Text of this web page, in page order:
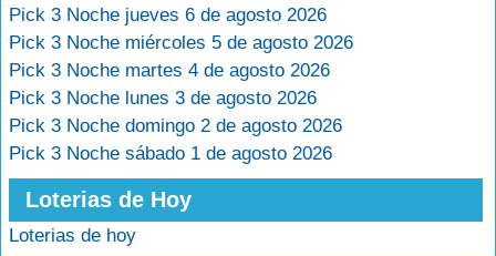
Pick 3 Noche jueves 6 de agosto 2026
Pick 3 Noche miércoles 5 de agosto 2026
Pick 3 Noche martes 4 de agosto 2026
Pick 3 Noche lunes 3 de agosto 2026
Pick 3 Noche domingo 2 de agosto 2026
Pick 3 Noche sábado 1 de agosto 2026
Loterias de Hoy
Loterias de hoy